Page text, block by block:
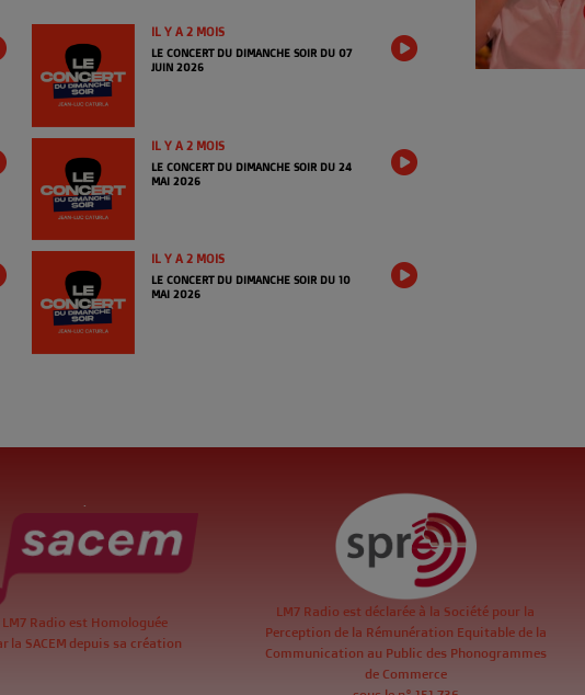
IL Y A 2 MOIS
LE CONCERT DU DIMANCHE SOIR DU 07
JUIN 2026
IL Y A 2 MOIS
LE CONCERT DU DIMANCHE SOIR DU 24
MAI 2026
IL Y A 2 MOIS
LE CONCERT DU DIMANCHE SOIR DU 10
MAI 2026
.
LM7 Radio est Homologuée
la SACEM depuis sa création
LM7 Radio est déclarée à la Société pour la
Perception de la Rémunération Equitable de la
Communication au Public des Phonogrammes
de Commerce